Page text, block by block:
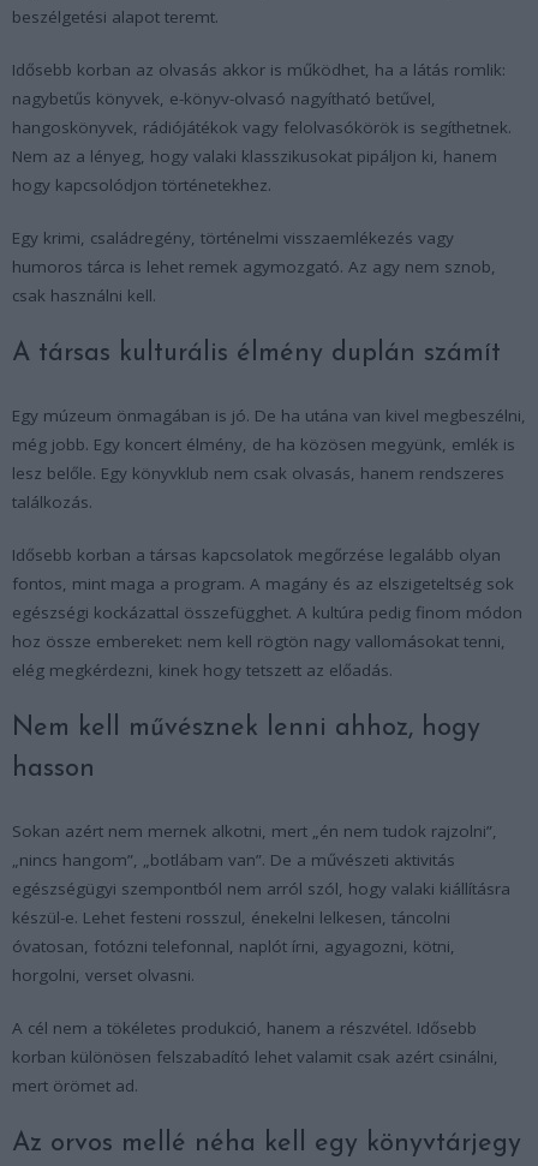
beszélgetési alapot teremt.
Idősebb korban az olvasás akkor is működhet, ha a látás romlik:
nagybetűs könyvek, e-könyv-olvasó nagyítható betűvel,
hangoskönyvek, rádiójátékok vagy felolvasókörök is segíthetnek.
Nem az a lényeg, hogy valaki klasszikusokat pipáljon ki, hanem
hogy kapcsolódjon történetekhez.
Egy krimi, családregény, történelmi visszaemlékezés vagy
humoros tárca is lehet remek agymozgató. Az agy nem sznob,
csak használni kell.
A társas kulturális élmény duplán számít
Egy múzeum önmagában is jó. De ha utána van kivel megbeszélni,
még jobb. Egy koncert élmény, de ha közösen megyünk, emlék is
lesz belőle. Egy könyvklub nem csak olvasás, hanem rendszeres
találkozás.
Idősebb korban a társas kapcsolatok megőrzése legalább olyan
fontos, mint maga a program. A magány és az elszigeteltség sok
egészségi kockázattal összefügghet. A kultúra pedig finom módon
hoz össze embereket: nem kell rögtön nagy vallomásokat tenni,
elég megkérdezni, kinek hogy tetszett az előadás.
Nem kell művésznek lenni ahhoz, hogy
hasson
Sokan azért nem mernek alkotni, mert „én nem tudok rajzolni”,
„nincs hangom”, „botlábam van”. De a művészeti aktivitás
egészségügyi szempontból nem arról szól, hogy valaki kiállításra
készül-e. Lehet festeni rosszul, énekelni lelkesen, táncolni
óvatosan, fotózni telefonnal, naplót írni, agyagozni, kötni,
horgolni, verset olvasni.
A cél nem a tökéletes produkció, hanem a részvétel. Idősebb
korban különösen felszabadító lehet valamit csak azért csinálni,
mert örömet ad.
Az orvos mellé néha kell egy könyvtárjegy